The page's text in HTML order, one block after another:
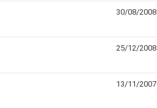
30/08/2008
25/12/2008
13/11/2007